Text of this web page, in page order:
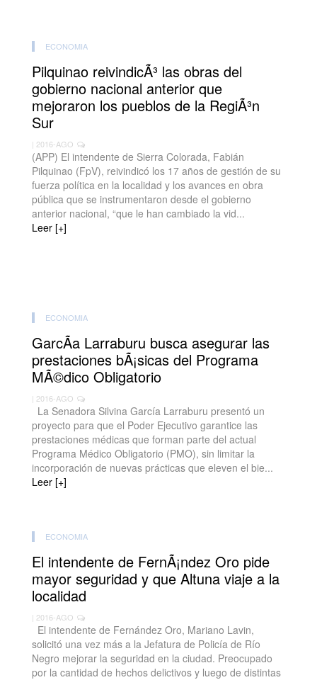
ECONOMIA
Pilquinao reivindicÃ³ las obras del
gobierno nacional anterior que
mejoraron los pueblos de la RegiÃ³n
Sur
| 2016-AGO
(APP) El intendente de Sierra Colorada, Fabián
Pilquinao (FpV), reivindicó los 17 años de gestión de su
fuerza política en la localidad y los avances en obra
pública que se instrumentaron desde el gobierno
anterior nacional, “que le han cambiado la vid...
Leer [+]
ECONOMIA
GarcÃ­a Larraburu busca asegurar las
prestaciones bÃ¡sicas del Programa
MÃ©dico Obligatorio
| 2016-AGO
La Senadora Silvina García Larraburu presentó un
proyecto para que el Poder Ejecutivo garantice las
prestaciones médicas que forman parte del actual
Programa Médico Obligatorio (PMO), sin limitar la
incorporación de nuevas prácticas que eleven el bie...
Leer [+]
ECONOMIA
El intendente de FernÃ¡ndez Oro pide
mayor seguridad y que Altuna viaje a la
localidad
| 2016-AGO
El intendente de Fernández Oro, Mariano Lavin,
solicitó una vez más a la Jefatura de Policía de Río
Negro mejorar la seguridad en la ciudad. Preocupado
por la cantidad de hechos delictivos y luego de distintas